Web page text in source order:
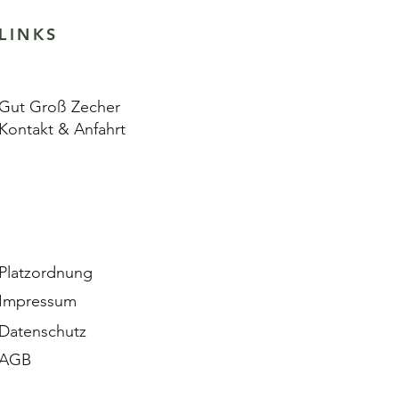
Groß Zecher
& Anfahrt